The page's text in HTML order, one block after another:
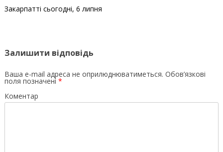
Закарпатті сьогодні, 6 липня
Залишити відповідь
Ваша e-mail адреса не оприлюднюватиметься. Обов’язкові
поля позначені *
Коментар